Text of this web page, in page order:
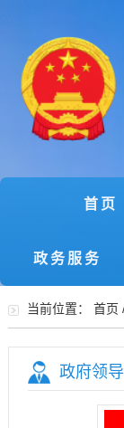
首页
政务服务
当前位置： 首页
政府领导